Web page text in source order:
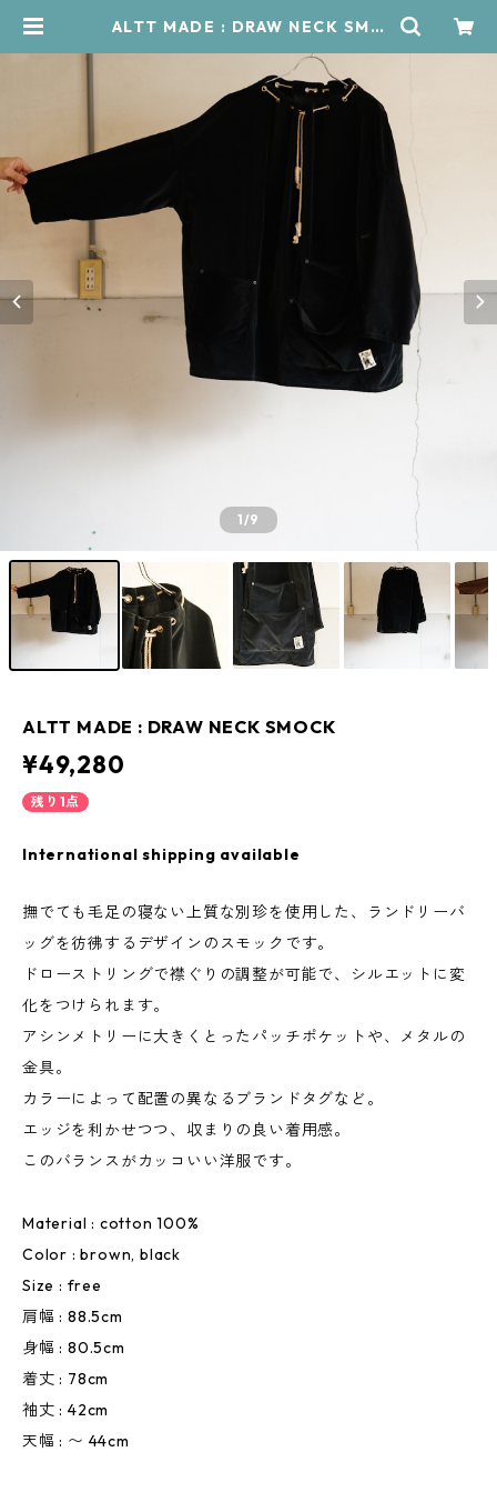
ALTT MADE : DRAW NECK SMO
1/9
ALTT MADE : DRAW NECK SMOCK
¥49,280
残り1点
International shipping available
撫でても毛足の寝ない上質な別珍を使用した、ランドリーバ
ッグを彷彿するデザインのスモックです。
ドローストリングで襟ぐりの調整が可能で、シルエットに変
化をつけられます。
アシンメトリーに大きくとったパッチポケットや、メタルの
金具。
カラーによって配置の異なるブランドタグなど。
エッジを利かせつつ、収まりの良い着用感。
このバランスがカッコいい洋服です。
Material : cotton 100%
Color : brown, black
Size : free
肩幅 : 88.5cm
身幅 : 80.5cm
着丈 : 78cm
袖丈 : 42cm
天幅 : 〜 44cm